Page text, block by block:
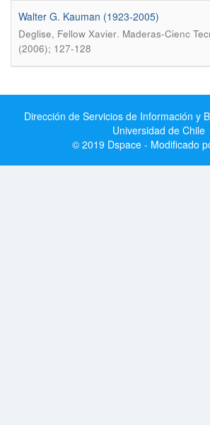
Walter G. Kauman (1923-2005)
Deglise, Fellow Xavier. Maderas-Cienc
(2006); 127-128
Dirección de Servicios de Información y
Universidad de Chile
© 2019 Dspace - Modificado